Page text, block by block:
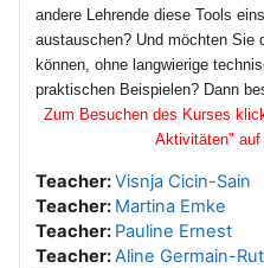
andere Lehrende diese Tools
austauschen? Und möchten Sie
können, ohne langwierige
praktischen Beispielen? Dann
Zum Besuchen des Kurses
Aktivitäten" auf
Teacher:Visnja Cicin-Sain
Teacher: Martina Emke
Teacher: Pauline Ernest
Teacher:Aline Germain-